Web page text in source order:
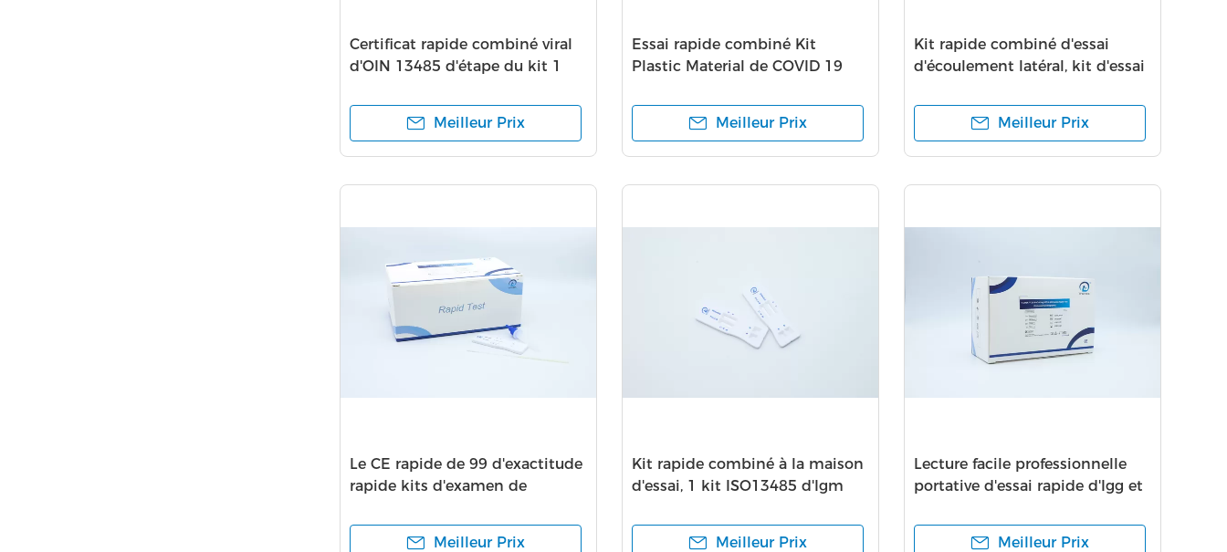
Certificat rapide combiné viral
d'OIN 13485 d'étape du kit 1
Meilleur Prix
Essai rapide combiné Kit
Plastic Material de COVID 19
Meilleur Prix
Kit rapide combiné d'essai
d'écoulement latéral, kit d'essai
Meilleur Prix
Le CE rapide de 99 d'exactitude
rapide kits d'examen de
Meilleur Prix
Kit rapide combiné à la maison
d'essai, 1 kit ISO13485 d'Igm
Meilleur Prix
Lecture facile professionnelle
portative d'essai rapide d'Igg et
Meilleur Prix